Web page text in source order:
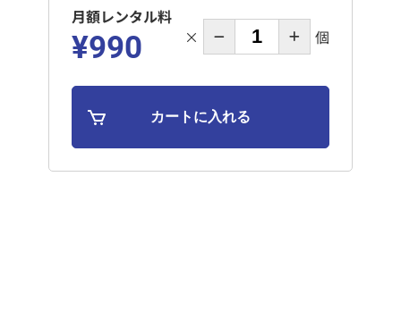
月額レンタル料
¥990 × 個